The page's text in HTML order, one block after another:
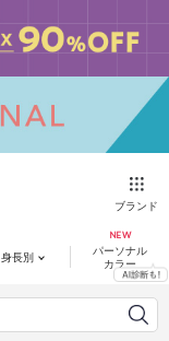
ブランド
身長別
パーソナル
カラー